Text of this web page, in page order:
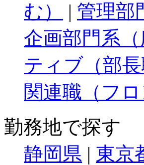
む）
| 管理部
企画部門系
ティブ（部
関連職（フ
勤務地で探す
静岡県 | 東京